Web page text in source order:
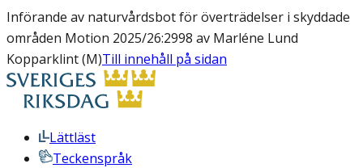
Införande av naturvårdsbot för överträdelser i skyddade
områden Motion 2025/26:2998 av Marléne Lund
Kopparklint (M)Till innehåll på sidan
Lättläst
Teckenspråk